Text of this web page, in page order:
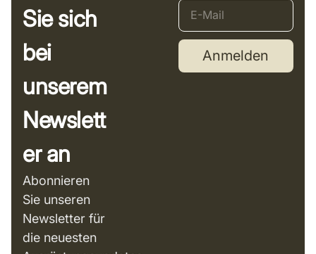
Sie sich
bei
unserem
Newslett
er an
Abonnieren
Sie unseren
Newsletter für
die neuesten
Anmelden